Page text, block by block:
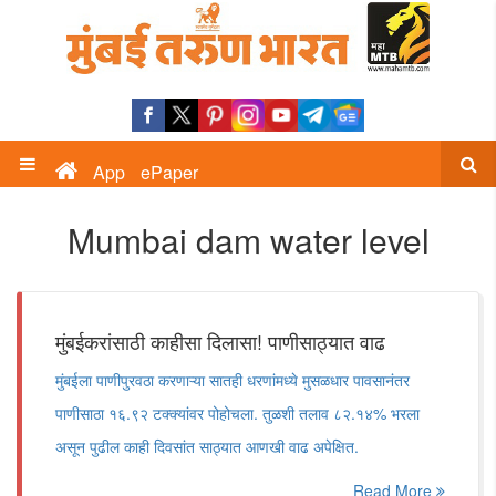
App ePaper
Mumbai dam water level
मुंबईकरांसाठी काहीसा दिलासा! पाणीसाठ्यात वाढ
मुंबईला पाणीपुरवठा करणाऱ्या सातही धरणांमध्ये मुसळधार पावसानंतर
पाणीसाठा १६.९२ टक्क्यांवर पोहोचला. तुळशी तलाव ८२.१४% भरला
असून पुढील काही दिवसांत साठ्यात आणखी वाढ अपेक्षित.
Read More